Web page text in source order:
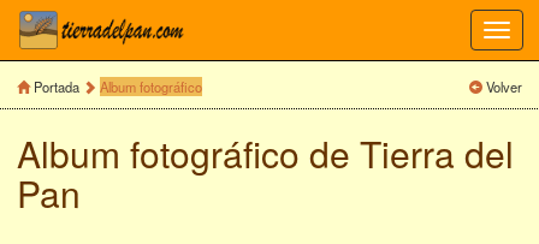
Portada Album fotográfico Volver
Album fotográfico de Tierra del
Pan